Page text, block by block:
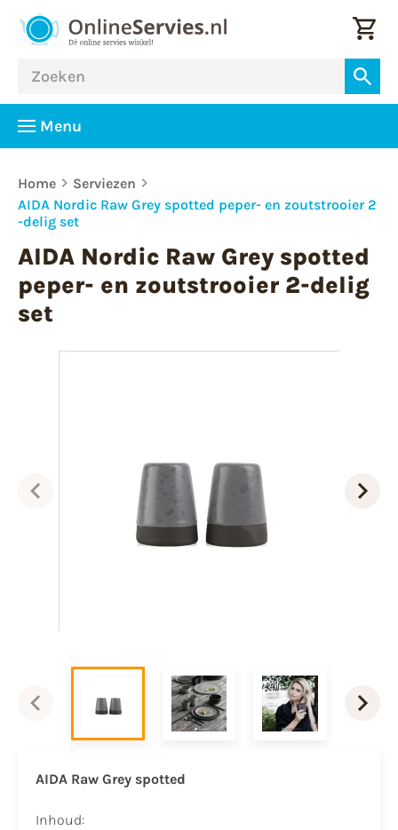
Menu
Home
Serviezen
AIDA Nordic Raw Grey spotted peper- en zoutstrooier 2
-delig set
AIDA Nordic Raw Grey spotted
peper- en zoutstrooier 2-delig
set
AIDA Raw Grey spotted
Inhoud: